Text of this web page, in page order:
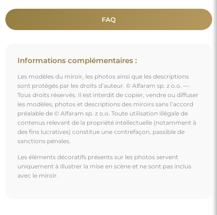
FAQ
Informations complémentaires :
Les modèles du miroir, les photos ainsi que les descriptions
sont protégés par les droits d’auteur. © Alfaram sp. z o.o. —
Tous droits réservés. Il est interdit de copier, vendre ou diffuser
les modèles, photos et descriptions des miroirs sans l’accord
préalable de © Alfaram sp. z o.o. Toute utilisation illégale de
contenus relevant de la propriété intellectuelle (notamment à
des fins lucratives) constitue une contrefaçon, passible de
sanctions pénales.
Les éléments décoratifs présents sur les photos servent
uniquement à illustrer la mise en scène et ne sont pas inclus
avec le miroir.